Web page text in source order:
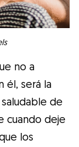
no a
él, será la
de
cuando deje
los